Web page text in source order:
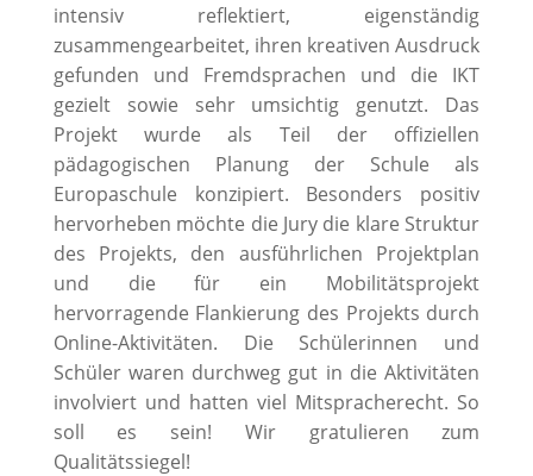
intensiv reflektiert, eigenständig
zusammengearbeitet, ihren kreativen Ausdruck
gefunden und Fremdsprachen und die IKT
gezielt sowie sehr umsichtig genutzt. Das
Projekt wurde als Teil der offiziellen
pädagogischen Planung der Schule als
Europaschule konzipiert. Besonders positiv
hervorheben möchte die Jury die klare Struktur
des Projekts, den ausführlichen Projektplan
und die für ein Mobilitätsprojekt
hervorragende Flankierung des Projekts durch
Online-Aktivitäten. Die Schülerinnen und
Schüler waren durchweg gut in die Aktivitäten
involviert und hatten viel Mitspracherecht. So
soll es sein! Wir gratulieren zum
Qualitätssiegel!